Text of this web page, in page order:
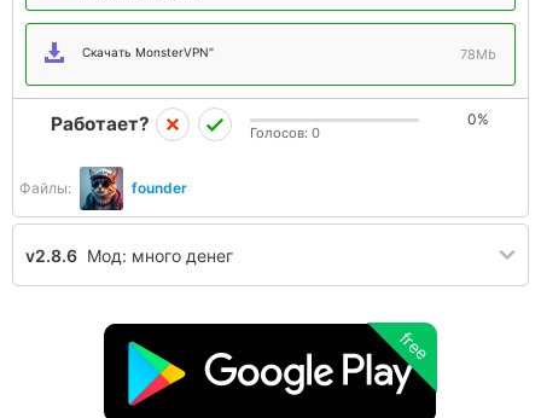
Скачать MonsterVPN" 78Mb
Файлы: founder
Работает? 0%
Голосов: 0
v2.8.6 Мод: много денег
free